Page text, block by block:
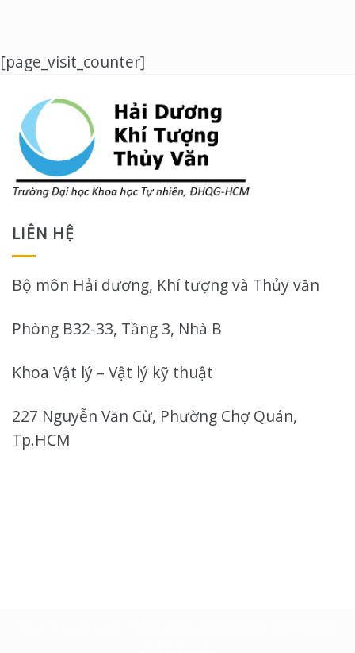
[page_visit_counter]
LIÊN HỆ
Bộ môn Hải dương, Khí tượng và Thủy văn
Phòng B32-33, Tầng 3, Nhà B
Khoa Vật lý – Vật lý kỹ thuật
227 Nguyễn Văn Cừ, Phường Chợ Quán,
Tp.HCM